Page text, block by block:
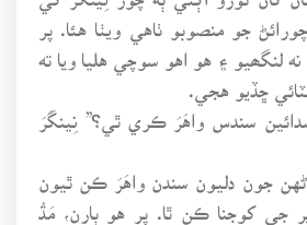
جو منصوبو ٺاهي ويٺا هئا. پر
نه لنگھيو ۽ هو اهو سوچي هليا ويا ته
ڇڏيو هجي.
سندس واهَرَ ڪري ٿي؟” نِينگَرَ
جون دليون سندن واهَرَ ڪن ٿيون
جي کوجنا ڪن ٿا. پر هو ٻارن، مَڌُ